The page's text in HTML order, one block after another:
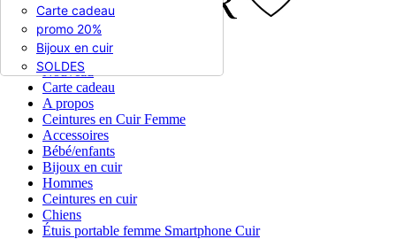
  En stock
Carte cadeau
promo 20%
Bijoux en cuir
SOLDES
Nouveau
Carte cadeau
A propos
Ceintures en Cuir Femme
Accessoires
Bébé/enfants
Bijoux en cuir
Hommes
Ceintures en cuir
Chiens
Étuis portable femme Smartphone Cuir